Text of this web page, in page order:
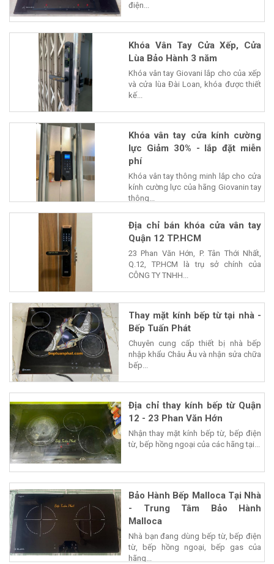
điện...
Khóa Vân Tay Cửa Xếp, Cửa
Lùa Bảo Hành 3 năm
Khóa vân tay Giovani lắp cho của xếp
và cửa lùa Đài Loan, khóa được thiết
kế...
Khóa vân tay cửa kính cường
lực Giảm 30% - lắp đặt miễn
phí
Khóa vân tay thông minh lắp cho cửa
kính cường lực của hãng Giovanin tay
thông...
Địa chỉ bán khóa cửa vân tay
Quận 12 TP.HCM
23 Phan Văn Hớn, P. Tân Thới Nhất,
Q.12, TP.HCM là trụ sở chính của
CÔNG TY TNHH...
Thay mặt kính bếp từ tại nhà -
Bếp Tuấn Phát
Chuyên cung cấp thiết bị nhà bếp
nhập khẩu Châu Âu và nhận sửa chữa
bếp...
Địa chỉ thay kính bếp từ Quận
12 - 23 Phan Văn Hớn
Nhận thay mặt kính bếp từ, bếp điện
từ, bếp hồng ngoại của các hãng tại...
Bảo Hành Bếp Malloca Tại Nhà
- Trung Tâm Bảo Hành
Malloca
Nhà bạn đang dùng bếp từ, bếp điện
từ, bếp hồng ngoại, bếp gas của
hãng...